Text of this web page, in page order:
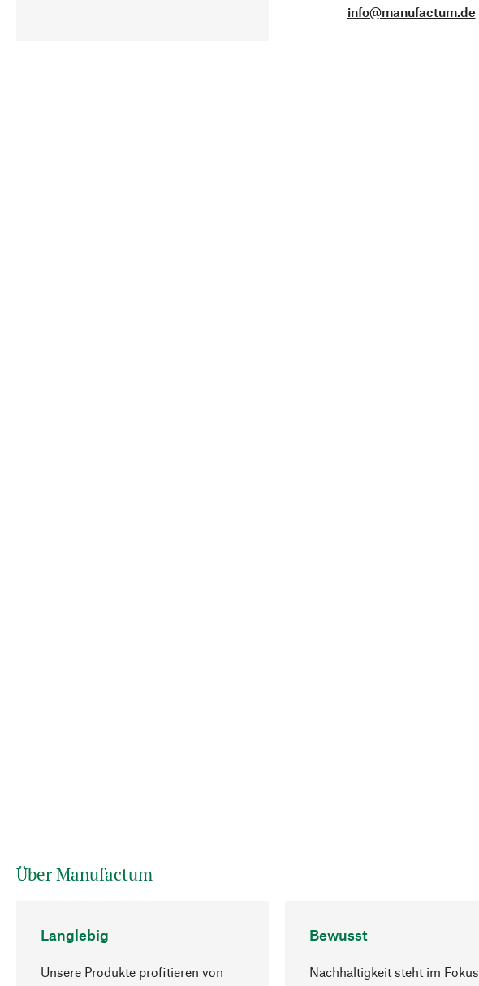
info@manufactum.de
Über Manufactum
Langlebig
Unsere Produkte profitieren von
Bewusst
Nachhaltigkeit steht im Fokus